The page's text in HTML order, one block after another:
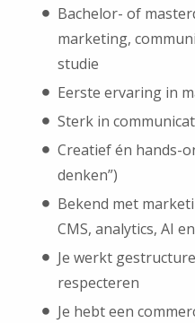
Bachelor- of
marketing,
studie
Eerste ervaring in
Sterk in
Creatief én hands-
denken”)
Bekend met
CMS, analytics, AI
Je werkt
respecteren
Je hebt een